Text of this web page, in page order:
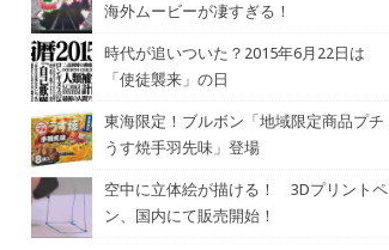
海外ムービーが凄すぎる！
時代が追いついた？2015年6月22日は
「使徒襲来」の日
東海限定！ブルボン「地域限定商品プチ
うす焼手羽先味」登場
空中に立体絵が描ける！ 3Dプリントペ
ン、国内にて販売開始！